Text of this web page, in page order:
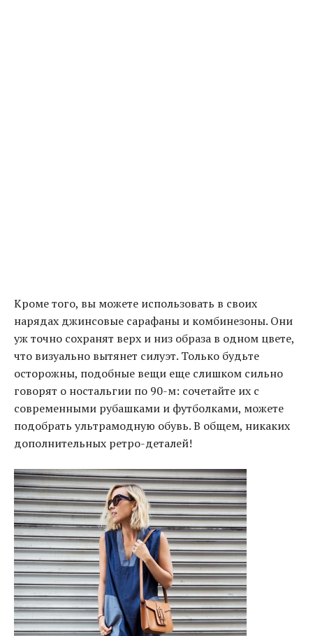
Кроме того, вы можете использовать в своих
нарядах джинсовые сарафаны и комбинезоны. Они
уж точно сохранят верх и низ образа в одном цвете,
что визуально вытянет силуэт. Только будьте
осторожны, подобные вещи еще слишком сильно
говорят о ностальгии по 90-м: сочетайте их с
современными рубашками и футболками, можете
подобрать ультрамодную обувь. В общем, никаких
дополнительных ретро-деталей!